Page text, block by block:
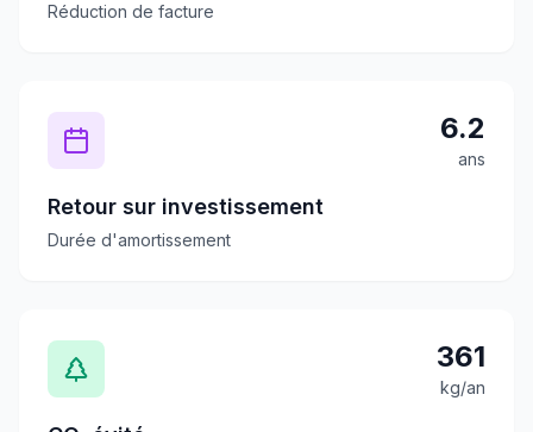
Réduction de facture
6.2
ans
Retour sur investissement
Durée d'amortissement
361
kg/an